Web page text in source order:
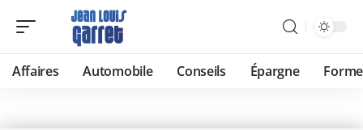
Affaires Automobile Conseils Épargne Forme